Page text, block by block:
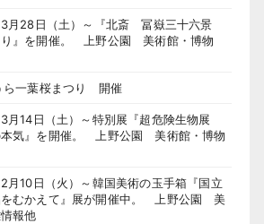
3月28日（土）～『北斎 冨嶽三十六景
り』を開催。 上野公園 美術館・博物
一葉桜まつり 開催
月14日（土）～特別展『超危険生物展
本気』を開催。 上野公園 美術館・博物
月10日（火）～韓国美術の玉手箱『国立
をむかえて』展が開催中。 上野公園 美
報他